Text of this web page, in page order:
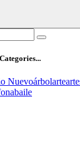
Nuevoárbolarte
baile